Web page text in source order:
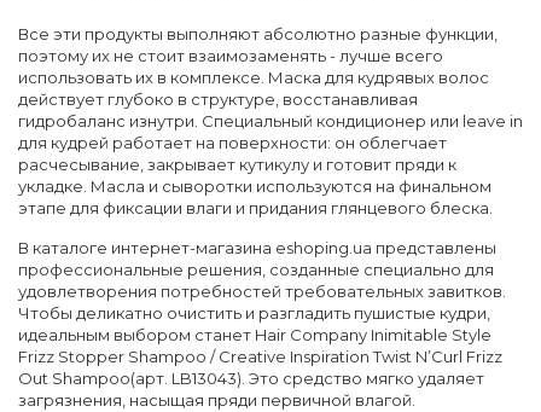
Все эти продукты выполняют абсолютно разные функции,
поэтому их не стоит взаимозаменять - лучше всего
использовать их в комплексе. Маска для кудрявых волос
действует глубоко в структуре, восстанавливая
гидробаланс изнутри. Специальный кондиционер или leave in
для кудрей работает на поверхности: он облегчает
расчесывание, закрывает кутикулу и готовит пряди к
укладке. Масла и сыворотки используются на финальном
этапе для фиксации влаги и придания глянцевого блеска.
В каталоге интернет-магазина eshoping.ua представлены
профессиональные решения, созданные специально для
удовлетворения потребностей требовательных завитков.
Чтобы деликатно очистить и разгладить пушистые кудри,
идеальным выбором станет Hair Company Inimitable Style
Frizz Stopper Shampoo / Creative Inspiration Twist N’Curl Frizz
Out Shampoo(арт. LB13043). Это средство мягко удаляет
загрязнения, насыщая пряди первичной влагой.